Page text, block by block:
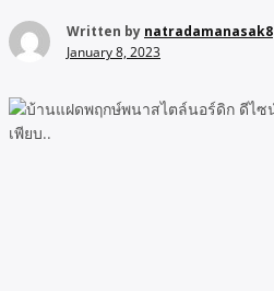
Written by natradamanasak8
January 8, 2023